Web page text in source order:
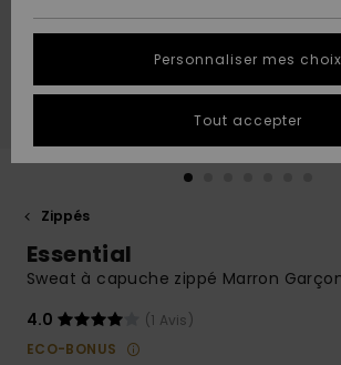
A
Découvrir
A
Découvrir
tailles
conversation
à votre
question.
Démarrer
QUIKSILVER
Zippés
Essential
Sweat à capuche zippé Marron
4.0
(1 Avis)
ECO-BONUS
Personnaliser mes choix
Tout accepter